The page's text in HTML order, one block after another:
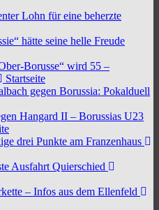
Lohn für eine beherzte
hätte seine helle Freude
Borusse“ wird 55 –
Startseite
gegen Borussia: Pokalduell
Hangard II – Borussias U23
drei Punkte am Franzenhaus
Ausfahrt Quierschied
– Infos aus dem Ellenfeld